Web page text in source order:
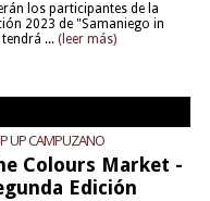
los participantes de la
2023 de "Samaniego in
... (leer más)
UP CAMPUZANO
Colours Market -
Edición